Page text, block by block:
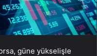
güne yükselişle